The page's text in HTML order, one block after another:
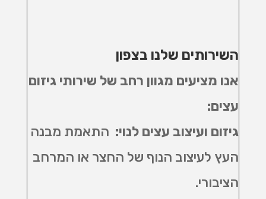
השירותים שלנו בצפון
אנו מציעים מגוון רחב של שירותי גיזום
עצים:
גיזום ועיצוב עצים לנוי: התאמת מבנה
העץ לעיצוב הנוף של החצר או המרחב
הציבורי.